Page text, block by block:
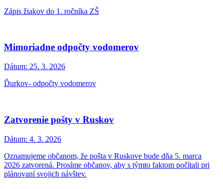
Zápis žiakov do 1. ročníka ZŠ
Mimoriadne odpočty vodomerov
Dátum: 25. 3. 2026
Ďurkov- odpočty vodomerov
Zatvorenie pošty v Ruskov
Dátum: 4. 3. 2026
Oznamujeme občanom, že pošta v Ruskove bude dňa 5. marca
2026 zatvorená. Prosíme občanov, aby s týmto faktom počítali pri
plánovaní svojich návštev.